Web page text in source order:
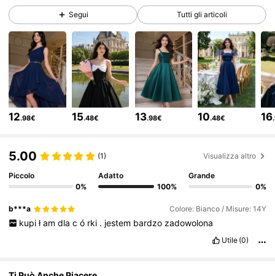
4.82 128K Follower
4.82 128K Follower
4.82 128K Follower
128K Follower
4.82 128K Follower
Segui Tutti gli articoli
12.98€ 15.48€ 13.98€ 10.48€ 16
5.00 (1) Visualizza altro
Piccolo
0%
Adatto
100%
Grande
0%
b***a Colore: Bianco / Misure: 14Y
kupi łam dla c ó rki . jestem bardzo zadowolona
Utile (0)